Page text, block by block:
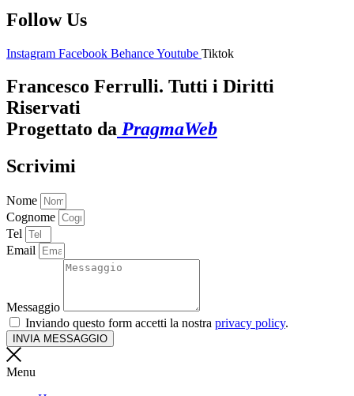
Follow Us
Instagram Facebook BehanceYoutube Tiktok
Francesco Ferrulli. Tutti i Diritti
Riservati
Progettato da PragmaWeb
Scrivimi
Nome
Cognome
Tel
Email
Messaggio
Inviando questo form accetti la nostra privacy policy.
INVIA MESSAGGIO
Menu